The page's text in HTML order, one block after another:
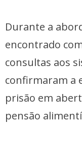
Durante a
encontrado
consultas aos
confirmaram a
prisão em
pensão